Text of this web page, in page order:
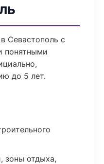
Севастополь с
понятными
до 5 лет.
зоны отдыха,